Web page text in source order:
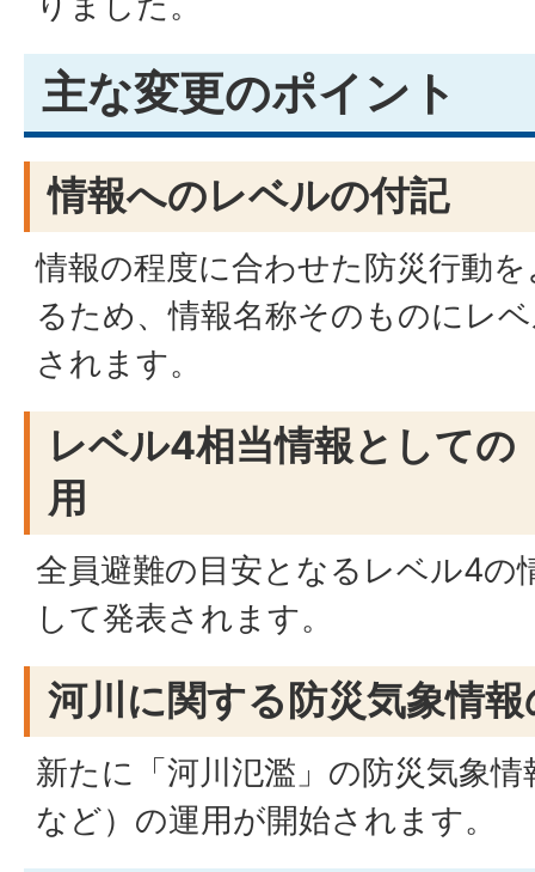
主な変更のポイント
情報へのレベルの付記
情報の程度に合わせた防災行動
るため、情報名称そのものにレ
されます。
レベル4相当情報としての
用
全員避難の目安となるレベル4の
して発表されます。
河川に関する防災気象情
新たに「河川氾濫」の防災気象
など）の運用が開始されます。